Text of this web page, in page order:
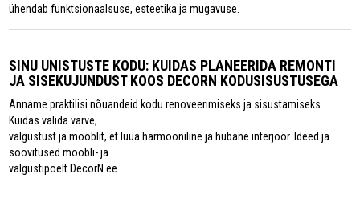
ühendab funktsionaalsuse, esteetika ja mugavuse.
SINU UNISTUSTE KODU: KUIDAS PLANEERIDA REMONTI
JA SISEKUJUNDUST KOOS DECORN KODUSISUSTUSEGA
Anname praktilisi nõuandeid kodu renoveerimiseks ja sisustamiseks.
Kuidas valida värve,
valgustust ja mööblit, et luua harmooniline ja hubane interjöör. Ideed ja
soovitused mööbli- ja
valgustipoelt DecorN.ee.